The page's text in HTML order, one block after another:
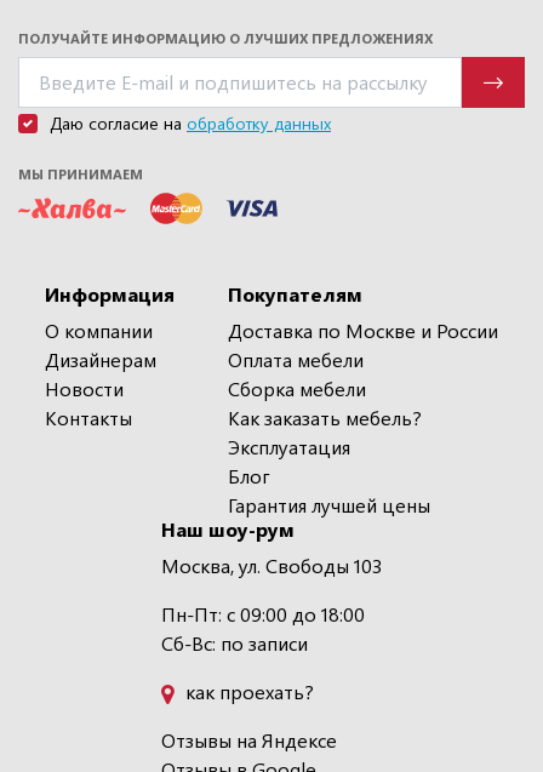
ПОЛУЧАЙТЕ ИНФОРМАЦИЮ О ЛУЧШИХ ПРЕДЛОЖЕНИЯХ
Даю согласие на обработку данных
МЫ ПРИНИМАЕМ
Информация
О компании
Дизайнерам
Новости
Контакты
Покупателям
Доставка по Москве и России
Оплата мебели
Сборка мебели
Как заказать мебель?
Эксплуатация
Блог
Гарантия лучшей цены
Наш шоу-рум
Москва, ул. Свободы 103
Пн-Пт: с 09:00 до 18:00
Сб-Вс: по записи
как проехать?
Отзывы на Яндексе